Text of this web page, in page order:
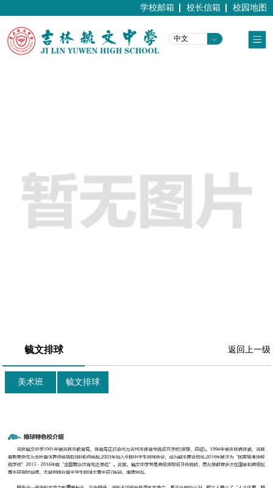
学校邮箱 校长信箱 校园地图
中文
毓文排球 返回上一级
美术班 毓文排球